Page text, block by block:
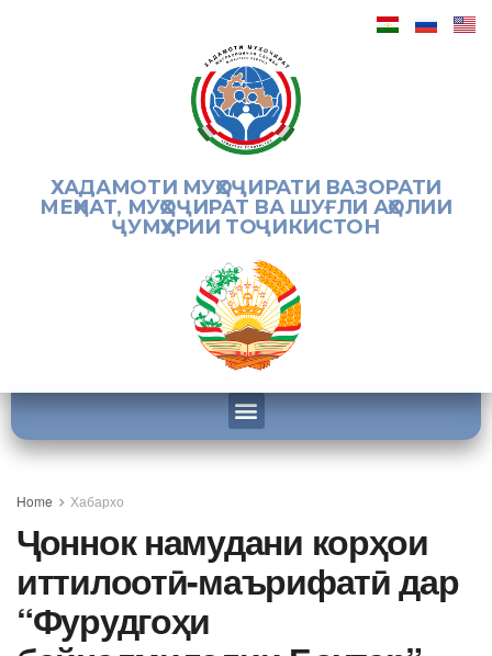
ХАДАМОТИ МУҲОҶИРАТИ ВАЗОРАТИ
МЕҲНАТ, МУҲОҶИРАТ ВА ШУҒЛИ АҲОЛИИ
ҶУМҲУРИИ ТОҶИКИСТОН
Home Хабархо
Ҷоннок намудани корҳои
иттилоотӣ-маърифатӣ дар
“Фурудгоҳи